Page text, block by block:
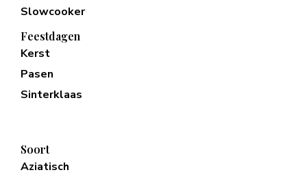
Slowcooker
Feestdagen
Kerst
Pasen
Sinterklaas
Soort
Aziatisch